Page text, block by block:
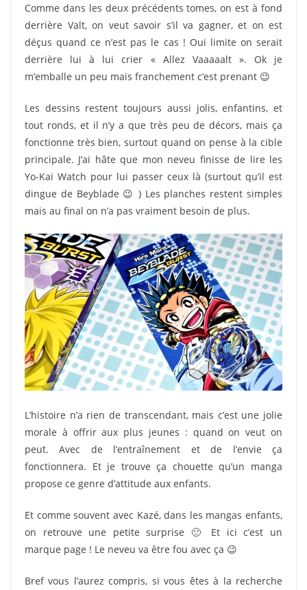
Comme dans les deux précédents tomes, on est à fond
derrière Valt, on veut savoir s’il va gagner, et on est
déçus quand ce n’est pas le cas ! Oui limite on serait
derrière lui à lui crier « Allez Vaaaaalt ». Ok je
m’emballe un peu mais franchement c’est prenant 😉
Les dessins restent toujours aussi jolis, enfantins, et
tout ronds, et il n’y a que très peu de décors, mais ça
fonctionne très bien, surtout quand on pense à la cible
principale. J’ai hâte que mon neveu finisse de lire les
Yo-Kai Watch pour lui passer ceux là (surtout qu’il est
dingue de Beyblade 😉 ) Les planches restent simples
mais au final on n’a pas vraiment besoin de plus.
L’histoire n’a rien de transcendant, mais c’est une jolie
morale à offrir aux plus jeunes : quand on veut on
peut. Avec de l’entraînement et de l’envie ça
fonctionnera. Et je trouve ça chouette qu’un manga
propose ce genre d’attitude aux enfants.
Et comme souvent avec Kazé, dans les mangas enfants,
on retrouve une petite surprise 🙂 Et ici c’est un
marque page ! Le neveu va être fou avec ça 😉
Bref vous l’aurez compris, si vous êtes à la recherche